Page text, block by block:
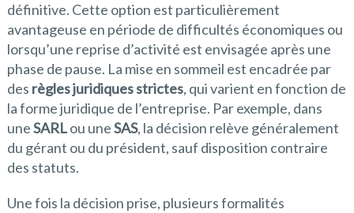
définitive. Cette option est particulièrement
avantageuse en période de difficultés économiques ou
lorsqu’une reprise d’activité est envisagée après une
phase de pause. La mise en sommeil est encadrée par
des règles juridiques strictes, qui varient en fonction de
la forme juridique de l’entreprise. Par exemple, dans
uneSARLou uneSAS, la décision relève généralement
du gérant ou du président, sauf disposition contraire
des statuts.
Une fois la décision prise, plusieurs formalités